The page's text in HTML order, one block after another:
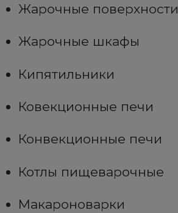
Жарочные поверхности
Жарочные шкафы
Кипятильники
Ковекционные печи
Конвекционные печи
Котлы пищеварочные
Макароноварки